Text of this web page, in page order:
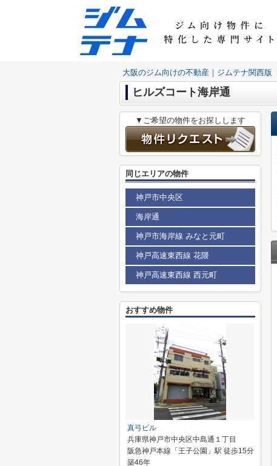
大阪のジム向けの不動産｜ジムテナ関西版
ヒルズコート海岸通
▼ご希望の物件をお探しします
同じエリアの物件
神戸市中央区
海岸通
神戸市海岸線 みなと元町
神戸高速東西線 花隈
神戸高速東西線 西元町
おすすめ物件
真弓ビル
兵庫県神戸市中央区中島通１丁目
阪急神戸本線「王子公園」駅 徒歩15分
築46年